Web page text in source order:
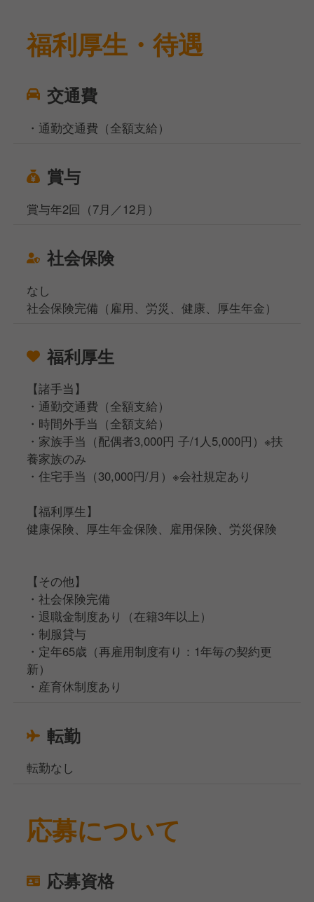
福利厚生・待遇
交通費
・通勤交通費（全額支給）
賞与
賞与年2回（7月／12月）
社会保険
なし
社会保険完備（雇用、労災、健康、厚生年金）
福利厚生
【諸手当】
・通勤交通費（全額支給）
・時間外手当（全額支給）
・家族手当（配偶者3,000円 子/1人5,000円）※扶
養家族のみ
・住宅手当（30,000円/月）※会社規定あり
【福利厚生】
健康保険、厚生年金保険、雇用保険、労災保険
【その他】
・社会保険完備
・退職金制度あり（在籍3年以上）
・制服貸与
・定年65歳（再雇用制度有り：1年毎の契約更
新）
・産育休制度あり
転勤
転勤なし
応募について
応募資格